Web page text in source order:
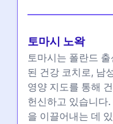
토마시 노왁
토마시는 폴란드
된 건강 코치로, 남
영양 지도를 통해
헌신하고 있습니다
을 이끌어내는 데